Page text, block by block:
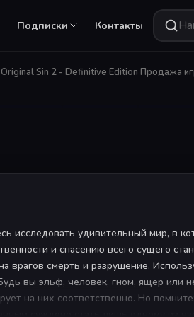
реальность Только на
Скоро
Предзаказ
Подписки
PS Plus Deluxe Хит
Каталог игр EA от
Контакты
Sin 2 - Definitive Edition Продажа
исследовать удивительный мир, в
и спасению всего сущего
врагов смерть и разрушение.
вы эльф, человек, гном, ящер или
на них соответственно. Но